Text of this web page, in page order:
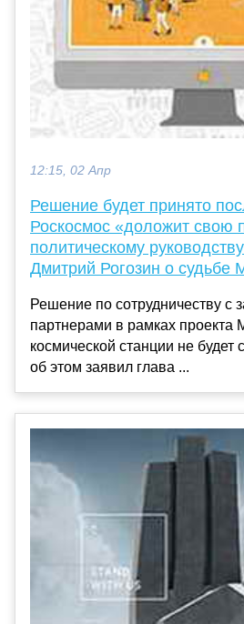
12:15, 02 Апр
Решение будет принято
Роскосмос «доложит свою
политическому
Дмитрий Рогозин о судьбе
Решение по сотрудничеству с
партнерами в рамках проекта
космической станции не будет
об этом заявил глава ...